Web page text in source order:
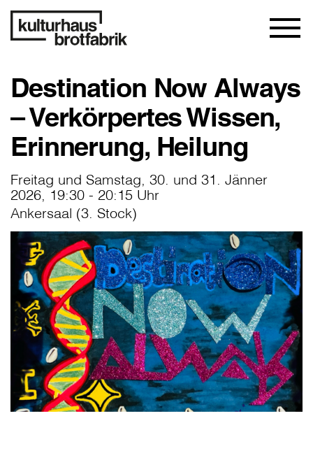
Destination Now Always
– Verkörpertes Wissen,
Erinnerung, Heilung
Freitag und Samstag, 30. und 31. Jänner
2026, 19:30 - 20:15 Uhr
Ankersaal (3. Stock)